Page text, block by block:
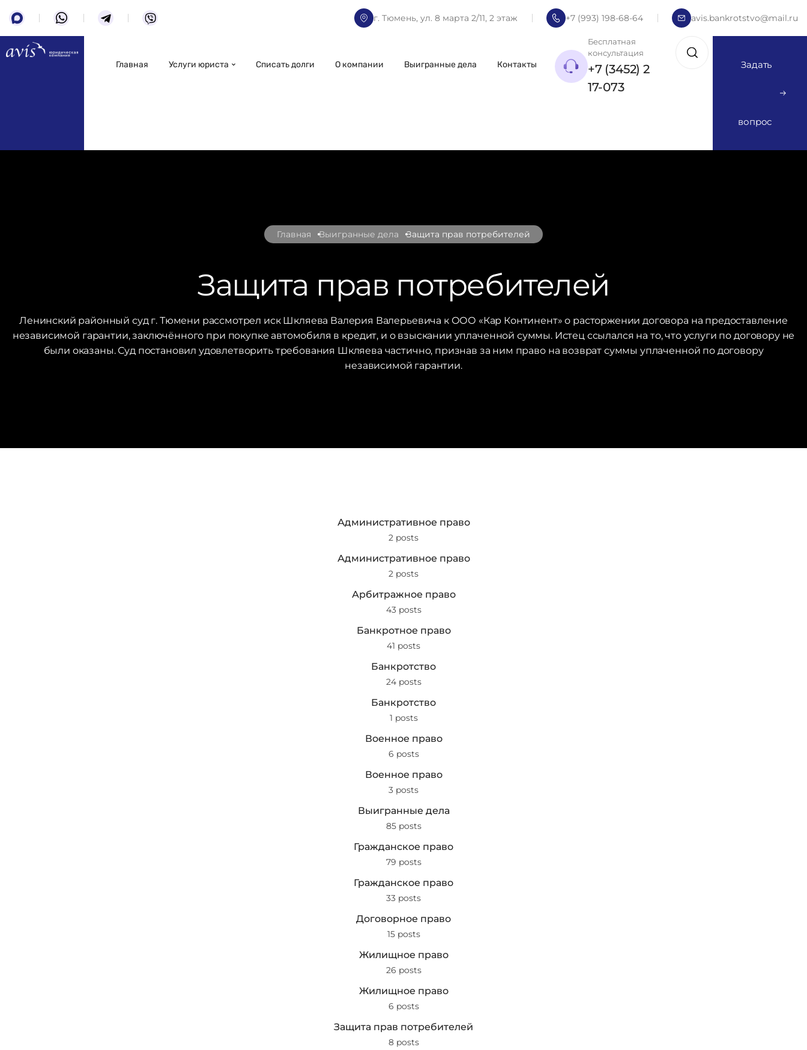
г. Тюмень, ул. 8 марта 2/11, 2 этаж +7 (993) 198-68-64 avis.bankrotstvo@mail.ru
Главная Услуги юриста Списать долги О компании Выигранные дела Контакты
Бесплатная
консультация
+7 (3452) 2
17-073
Задать
вопрос
Главная Выигранные дела Защита прав потребителей
Защита прав потребителей
Ленинский районный суд г. Тюмени рассмотрел иск Шкляева Валерия Валерьевича к ООО «Кар Континент» о расторжении договора на предоставление
независимой гарантии, заключённого при покупке автомобиля в кредит, и о взыскании уплаченной суммы. Истец ссылался на то, что услуги по договору не
были оказаны. Суд постановил удовлетворить требования Шкляева частично, признав за ним право на возврат суммы уплаченной по договору
независимой гарантии.
Административное право
2 posts
Административное право
2 posts
Арбитражное право
43 posts
Банкротное право
41 posts
Банкротство
24 posts
Банкротство
1 posts
Военное право
6 posts
Военное право
3 posts
Выигранные дела
85 posts
Гражданское право
79 posts
Гражданское право
33 posts
Договорное право
15 posts
Жилищное право
26 posts
Жилищное право
6 posts
Защита прав потребителей
8 posts